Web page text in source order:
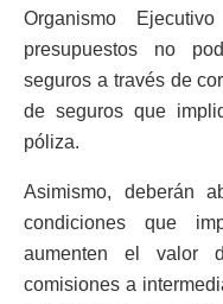
Organismo
presupuestos no
seguros a través de
de seguros que
póliza.
Asimismo, deberán
condiciones que
aumenten el valor
comisiones a